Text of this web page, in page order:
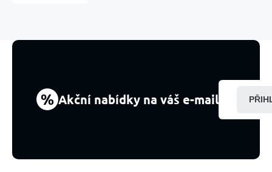
broušená
10
mm,
% Akční nabídky na váš e-mail